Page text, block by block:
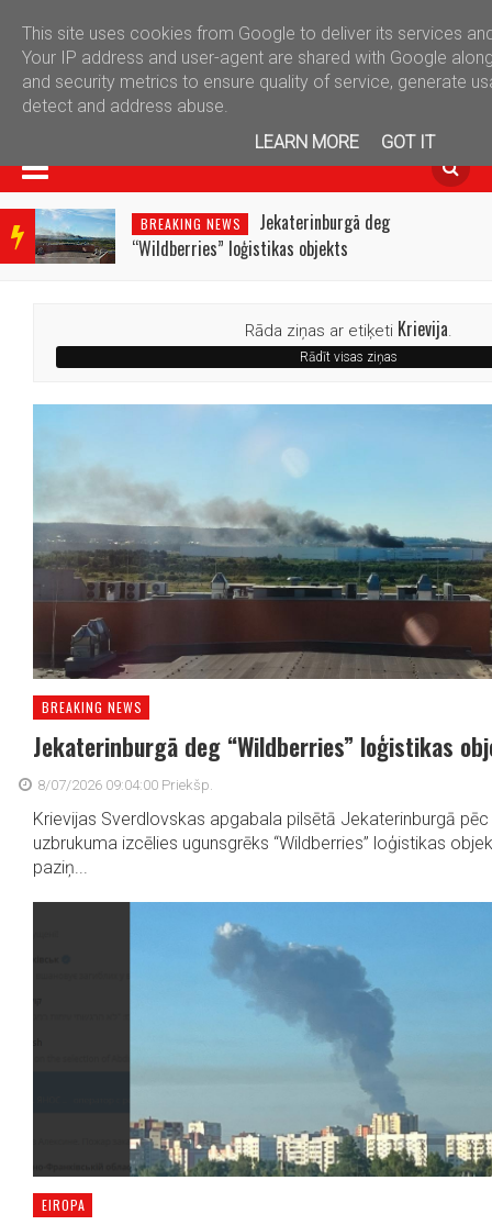
telegram
BRE
AKIN
NEW
BREAKING NEWS
Jekaterinburgā deg
“Wildberries” loģistikas objekts
Rāda ziņas ar etiķeti Krievija.
Rādīt visas ziņas
BREAKING NEWS
Jekaterinburgā deg “Wildberries” loģistikas
8/07/2026 09:04:00 Priekšp.
Krievijas Sverdlovskas apgabala pilsētā Jekaterinburgā
uzbrukuma izcēlies ugunsgrēks “Wildberries” loģistikas
paziņ...
EIROPA
This site uses cookies from Google to deliver its services
Your IP address and user-agent are shared with Google
and security metrics to ensure quality of service, generate
detect and address abuse.
LEARN MORE
GOT IT